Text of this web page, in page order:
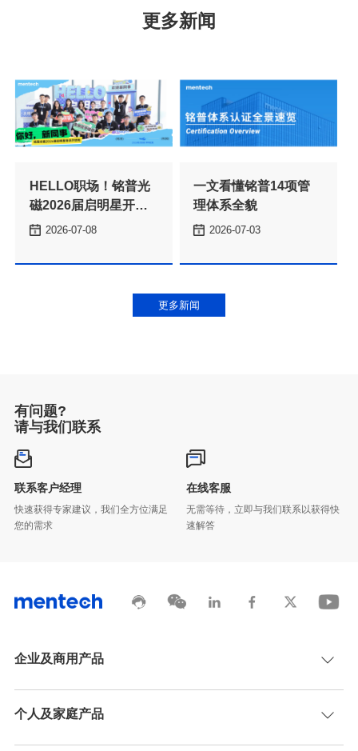
更多新闻
2026-07-08
理体系全貌
2026-07-03
更多新闻
有问题?
请与我们联系
联系客户经理
您的需求
在线客服
速解答
企业及商用产品
个人及家庭产品